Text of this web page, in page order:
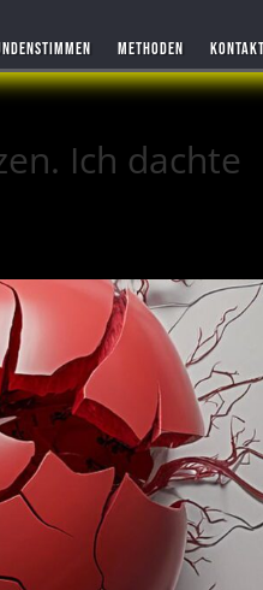
METHODEN KONTAKT
Ich dachte